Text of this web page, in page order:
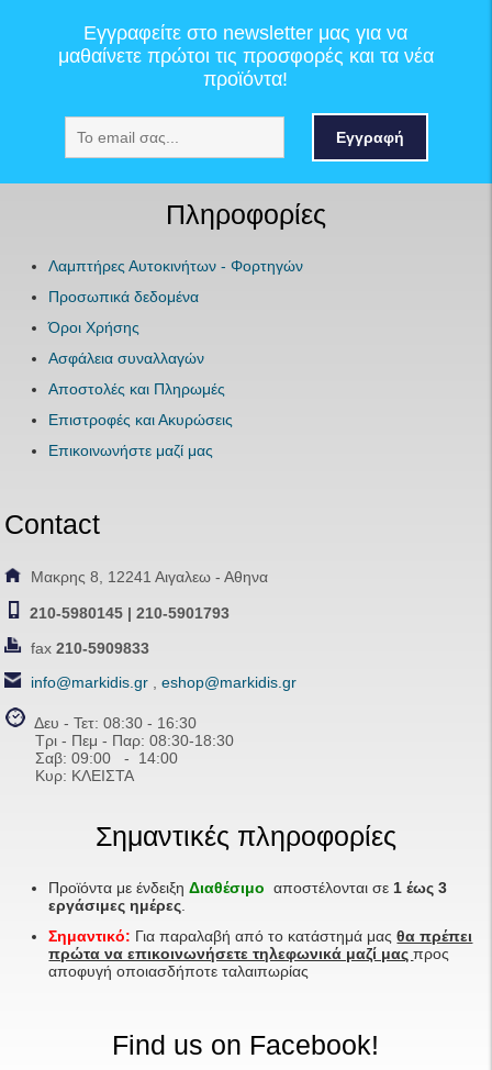
Εγγραφείτε στο newsletter μας για να
μαθαίνετε πρώτοι τις προσφορές και τα νέα
προϊόντα!
Εγγραφή
Πληροφορίες
Λαμπτήρες Αυτοκινήτων - Φορτηγών
Προσωπικά δεδομένα
Όροι Χρήσης
Ασφάλεια συναλλαγών
Αποστολές και Πληρωμές
Επιστροφές και Ακυρώσεις
Επικοινωνήστε μαζί μας
Contact
Μακρης 8, 12241 Αιγαλεω - Αθηνα
210-5980145 | 210-5901793
fax210-5909833
info@markidis.gr ,eshop@markidis.gr
Δευ - Τετ: 08:30 - 16:30
Τρι - Πεμ - Παρ: 08:30-18:30
Σαβ:09:00 - 14:00
Κυρ: ΚΛΕΙΣΤΑ
Σημαντικές πληροφορίες
Προϊόντα με ένδειξηΔιαθέσιμο αποστέλονται σε1 έως 3
εργάσιμες ημέρες.
Σημαντικό: Για παραλαβή από το κατάστημά μαςθα πρέπει
πρώτα να επικοινωνήσετε τηλεφωνικά μαζί μαςπρος
αποφυγή οποιασδήποτε ταλαιπωρίας
Find us on Facebook!